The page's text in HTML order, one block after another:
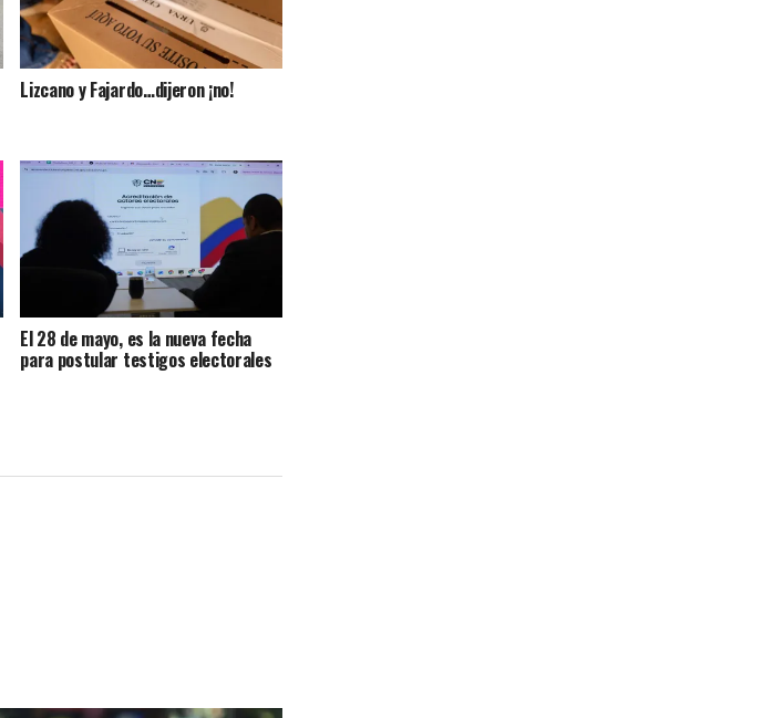
Lizcano y Fajardo…dijeron ¡no!
El 28 de mayo, es la nueva fecha
para postular testigos electorales